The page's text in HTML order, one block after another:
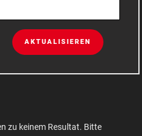
AKTUALISIEREN
zu keinem Resultat. Bitte